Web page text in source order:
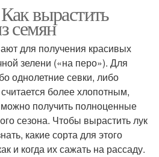
вырастить
семян
для получения красивых
зелени («на перо»). Для
однолетние севки, либо
более хлопотным,
получить полноценные
сезона. Чтобы вырастить лук
какие сорта для этого
и когда их сажать на рассаду.